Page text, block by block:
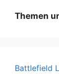
Themen
Battlefield